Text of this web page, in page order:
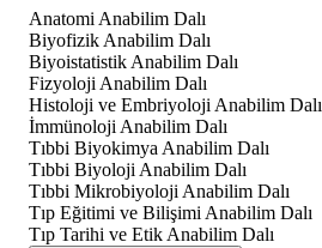
Anatomi Anabilim Dalı
Biyofizik Anabilim Dalı
Biyoistatistik Anabilim Dalı
Fizyoloji Anabilim Dalı
Histoloji ve Embriyoloji Anabilim Dalı
İmmünoloji Anabilim Dalı
Tıbbi Biyokimya Anabilim Dalı
Tıbbi Biyoloji Anabilim Dalı
Tıbbi Mikrobiyoloji Anabilim Dalı
Tıp Eğitimi ve Bilişimi Anabilim Dalı
Tıp Tarihi ve Etik Anabilim Dalı